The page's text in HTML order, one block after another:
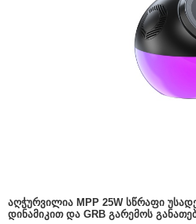
ᲐᲦᲭᲣᲠᲕᲘᲚᲘᲐ MPP 25W ᲡᲬᲠᲐᲤᲘ
ᲓᲘᲜᲐᲛᲘᲙᲘᲗ ᲓᲐ GRB ᲒᲐᲠᲔᲛᲝᲡ